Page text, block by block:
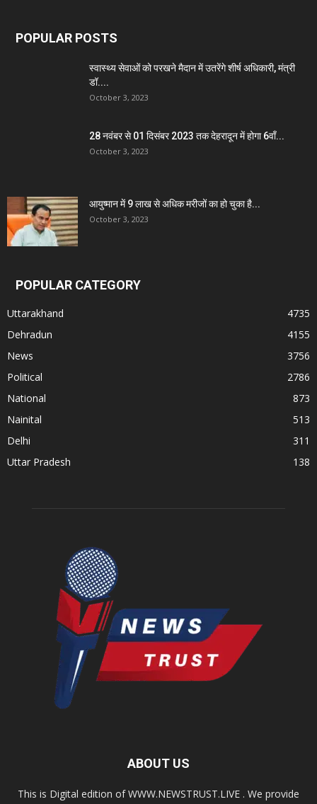
POPULAR POSTS
स्वास्थ्य सेवाओं को परखने मैदान में उतरेंगे शीर्ष अधिकारी, मंत्री
डॉ....
October 3, 2023
28 नवंबर से 01 दिसंबर 2023 तक देहरादून में होगा 6वाँ...
October 3, 2023
आयुष्मान में 9 लाख से अधिक मरीजों का हो चुका है...
October 3, 2023
POPULAR CATEGORY
Uttarakhand
4735
Dehradun
4155
News
3756
Political
2786
National
873
Nainital
513
Delhi
311
Uttar Pradesh
138
ABOUT US
This is Digital edition of WWW.NEWSTRUST.LIVE . We provide